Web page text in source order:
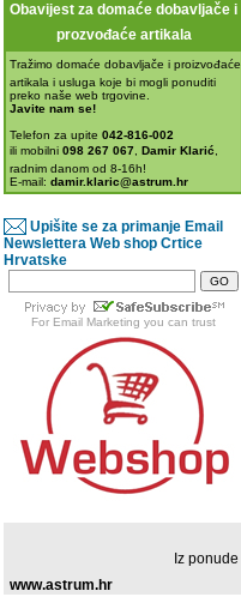
Obavijest za domaće dobavljače i
prozvođaće artikala
Tražimo domaće dobavljače i proizvođaće
artikala i usluga koje bi mogli ponuditi
preko naše web trgovine.
Javite nam se!
Telefon za upite 042-816-002
ili mobilni 098 267 067 Damir Klarić
radnim danom od 8-16h!
E-mail: damir.klaric@astrum.hr
Upišite se za primanje Email
Newslettera Web shop Crtice
Hrvatske
For Email Marketing you can trust
Iz ponude
www.astrum.hr